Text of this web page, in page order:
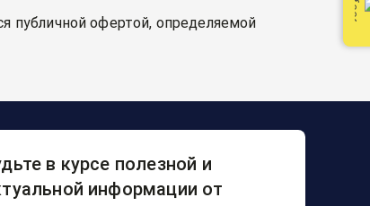
публичной офертой, определяемой
в курсе полезной и
информации от